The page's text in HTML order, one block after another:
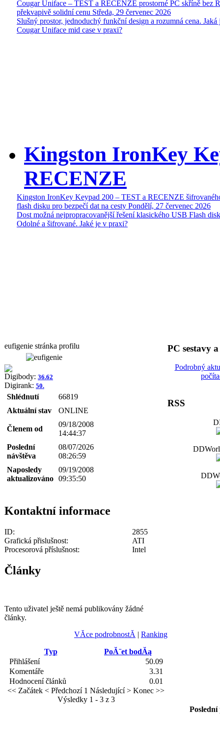
Cougar Uniface – TEST a RECENZE prostorné PC skříně bez
překvapivě solidní cenu Středa, 29 červenec 2026
Slušný prostor, jednoduchý funkční design a rozumná cena. Jaká
Cougar Uniface mid case v praxi?
Kingston IronKey
RECENZE
Kingston IronKey Keypad 200 – TEST a RECENZE
flash disku pro bezpečí dat na cesty Pondělí, 27 červenec 2026
Dost možná nejpropracovanější řešení klasického USB Flash
Odolné a šifrované. Jaké je v praxi?
eufigenie stránka profilu
Digibody: 36.62
Digirank: 50.
Shlédnutí
66819
Aktuální stav
ONLINE
Členem od
09/18/2008
14:44:37
Poslední
návštěva
08/07/2026
08:26:59
Naposledy
aktualizováno
09/19/2008
09:35:50
Kontaktní informace
ID:
2855
Grafická přislušnost:
ATI
Procesorová příslušnost:
Intel
Články
Tento uživatel ještě nemá publikovány žádné
články.
VĂ­ce podrobnostĂ­ | Ranking
Typ
PoĂ¨et bodĂą
Přihlášení
50.09
Komentáře
3.31
Hodnocení článků
0.01
<< Začátek < Předchozí 1 Následující > Konec >>
Výsledky 1 - 3 z 3
PC sestavy
Podrobný
RSS